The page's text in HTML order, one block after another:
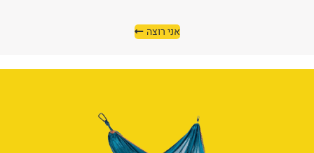
אני רוצה